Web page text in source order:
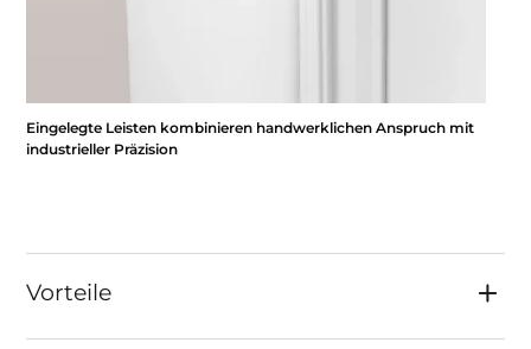
Eingelegte Leisten kombinieren handwerklichen Anspruch mit
industrieller Präzision
Vorteile